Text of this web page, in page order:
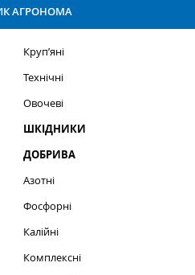
АГРОНОМА
Круп’яні
Технічні
Овочеві
ШКІДНИКИ
ДОБРИВА
Азотні
Фосфорні
Калійні
Комплексні